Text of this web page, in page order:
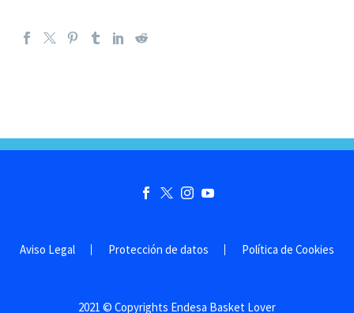
Aviso Legal Protección de datos Política de Cookies
2021 © Copyrights Endesa Basket Lover